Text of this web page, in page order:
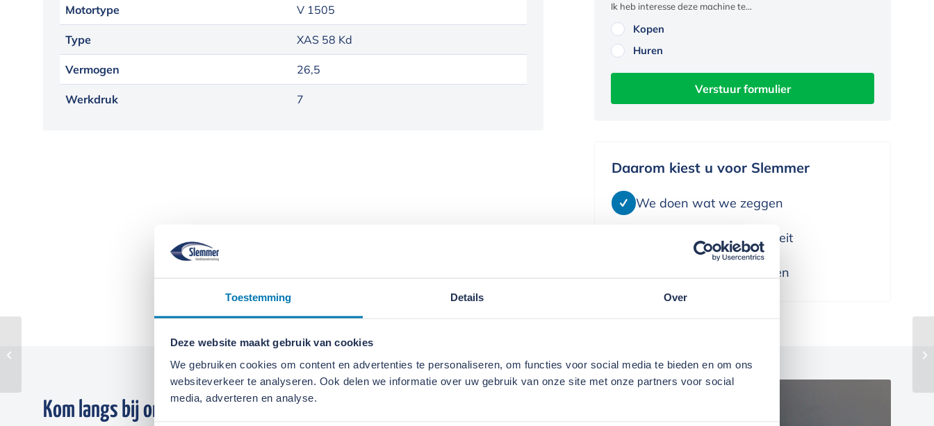
Toestemming Details Over
Deze website maakt gebruik van cookies
We gebruiken cookies om content en advertenties te personaliseren, om functies voor social media te bieden en om ons
websiteverkeer te analyseren. Ook delen we informatie over uw gebruik van onze site met onze partners voor social
media, adverteren en analyse.
Motortype V 1505
Type XAS 58 Kd
Vermogen 26,5
Werkdruk 7
Ik heb interesse deze machine te...
Kopen
Huren
Verstuur formulier
Daarom kiest u voor Slemmer
We doen wat we zeggen
We leveren alleen kwaliteit
We denken in oplossingen
Kom langs bij onze locaties